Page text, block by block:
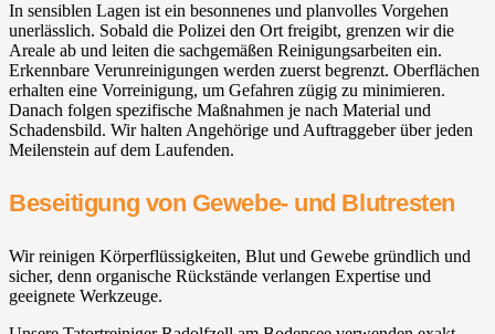
In sensiblen Lagen ist ein besonnenes und planvolles Vorgehen
unerlässlich. Sobald die Polizei den Ort freigibt, grenzen wir die
Areale ab und leiten die sachgemäßen Reinigungsarbeiten ein.
Erkennbare Verunreinigungen werden zuerst begrenzt. Oberflächen
erhalten eine Vorreinigung, um Gefahren zügig zu minimieren.
Danach folgen spezifische Maßnahmen je nach Material und
Schadensbild. Wir halten Angehörige und Auftraggeber über jeden
Meilenstein auf dem Laufenden.
Beseitigung von Gewebe- und Blutresten
Wir reinigen Körperflüssigkeiten, Blut und Gewebe gründlich und
sicher, denn organische Rückstände verlangen Expertise und
geeignete Werkzeuge.